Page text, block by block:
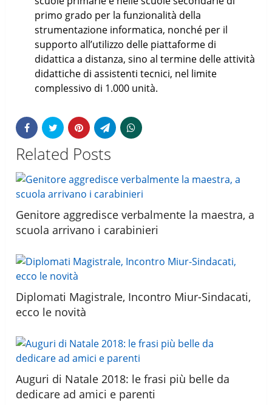
primo grado per la funzionalità della
strumentazione informatica, nonché per il
supporto all’utilizzo delle piattaforme di
didattica a distanza, sino al termine delle attività
didattiche di assistenti tecnici, nel limite
complessivo di 1.000 unità.
Related Posts
Genitore aggredisce verbalmente la maestra, a
scuola arrivano i carabinieri
Diplomati Magistrale, Incontro Miur-Sindacati,
ecco le novità
Auguri di Natale 2018: le frasi più belle da
dedicare ad amici e parenti